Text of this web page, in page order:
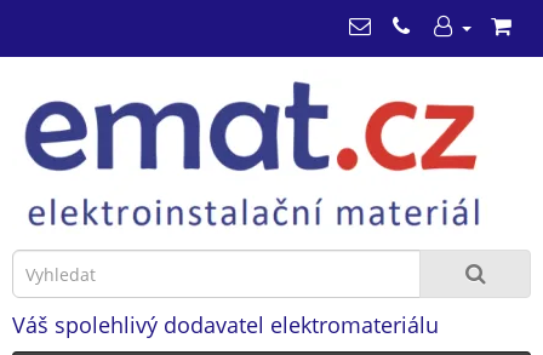
Váš spolehlivý dodavatel elektromateriálu